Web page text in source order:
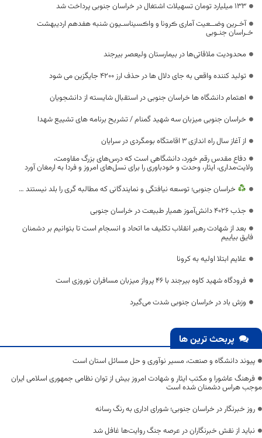
۱۳۳ میلیارد تومان تسهیلات اشتغال در خراسان جنوبی پرداخت شد
آخـرین وضــعیت آماری ڪرونا و واڪسیناسـیون شنبه هفدهم اردیبهشت
خـراسان جنـوبی
محدودیت ملاقاتی‌ها در بیمارستان ولیعصر بیرجند
تولید کننده واقعی به جای دلال ها در حذف ارز 4200 جایگزین می شود
اهتمام دانشگاه ها خراسان جنوبی در استقبال شایسته از دانشجویان
خراسان جنوبی میزبان سه شهید گمنام / تشریح برنامه های تشییع شهدا
از آغاز سال راه اندازی 3 اقامتگاه بومگردی در سرایان
دفاع مقدس رقم خورد، دانشگاهی است که درس‌های بزرگ مقاومت،
ولایت‌مداری، ایثار، وحدت و خودباوری را برای نسل‌های امروز و فردا به ارمغان آورد
خراسان جنوبی؛ توسعه نیافتگی و نمایندگانی که مطالبه گری را بلد نیستند …
جذب 4026 دانش‌آموز همیار طبیعت در خراسان جنوبی
بعد از شهادت رهبر انقلاب تکلیف ما اتحاد و انسجام است تا بتوانیم بر دشمنان
فایق بیاییم
علایم ابتلا اولیه به کرونا
فرودگاه شهید کاوه بیرجند با ۴۶ پرواز میزبان مسافران نوروزی است
وزش باد در خراسان جنوبی شدت می‌گیرد
پربحث ترین ها
پیوند دانشگاه و صنعت، مسیر نوآوری و حل مسائل استان است
فرهنگ عاشورا و مکتب ایثار و شهادت امروز بیش از توان نظامی جمهوری اسلامی ایران
موجب هراس دشمنان شده است
روز خبرنگار در خراسان جنوبی؛ شورای اداری به رنگ رسانه
نباید از نقش خبرنگاران در عرصه جنگ روایت‌ها غافل شد